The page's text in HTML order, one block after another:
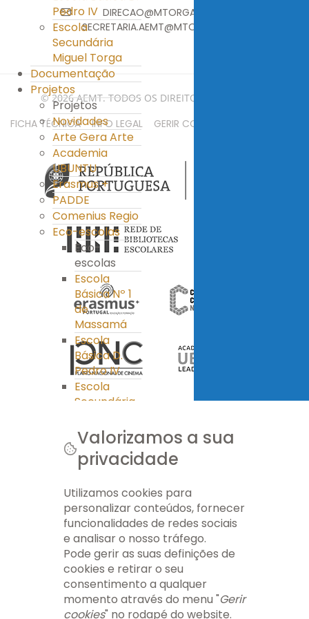
Pedro IV
Escola
Secundária
Miguel Torga
Documentação
Projetos
Projetos
Novidades
Arte Gera Arte
Academia
UBUNTU
Erasmus +
PADDE
Comenius Regio
Eco-escolas
Eco-
escolas
Escola
Básica Nº 1
de
Massamá
Escola
Básica D.
Pedro IV
Escola
Secundária
Torga
Clube Ciência
Ass. Pais/E.E.
Ass. Pais/E.E.
APEE EB nº 1
Massamá
APEE EB D.
Pedro IV
APEE ES Miguel
Torga
DIRECAO@MTORGA.EDU.PT
SECRETARIA.AEMT@MTORGA.EDU.PT
© 2026 AEMT. TODOS OS DIREITOS RESERVADOS.
FICHA TÉCNICA INFO LEGAL GERIR COOKIES
Valorizamos a sua
privacidade
Utilizamos cookies para
personalizar conteúdos, fornecer
funcionalidades de redes sociais
e analisar o nosso tráfego.
Pode gerir as suas definições de
cookies e retirar o seu
consentimento a qualquer
momento através do menu "Gerir
cookies" no rodapé do website.